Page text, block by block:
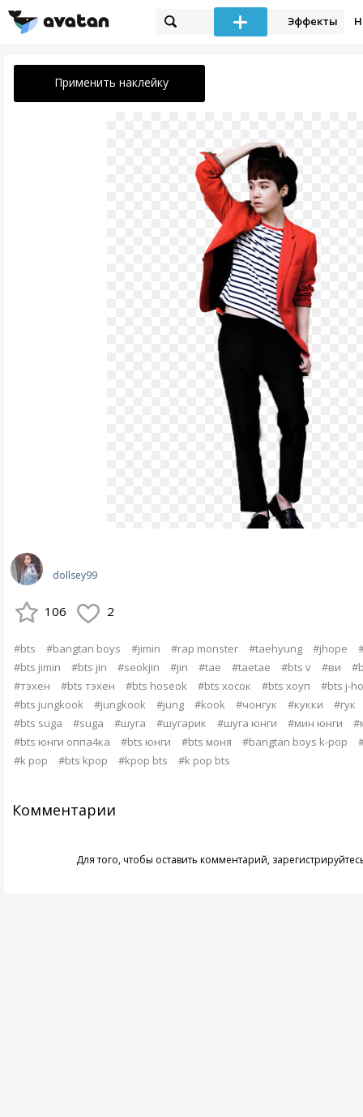
Эффекты
Применить наклейку
dollsey99
106 2
#bts #bangtan boys #jimin #rap monster #taehyung #jhope
#bts jimin
#bts jin #seokjin #jin #tae #taetae #bts v #ви
#тэхен
#bts тэхен #bts hoseok #bts хосок #bts хоуп
#bts j-
#bts jungkook
#jungkook #jung #kook #чонгук #кукки
#гук
#bts suga
#suga #шуга #шугарик #шуга юнги #мин юнги
#bts юнги оппа4ка
#bts юнги #bts моня #bangtan boys k-pop
#k pop
#bts kpop #kpop bts #k pop bts
Комментарии
Для того, чтобы оставить комментарий,